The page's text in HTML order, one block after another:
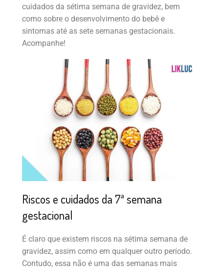
cuidados da sétima semana de gravidez, bem
como sobre o desenvolvimento do bebê e
sintomas até as sete semanas gestacionais.
Acompanhe!
Riscos e cuidados da 7ª semana
gestacional
É claro que existem riscos na sétima semana de
gravidez, assim como em qualquer outro período.
Contudo, essa não é uma das semanas mais